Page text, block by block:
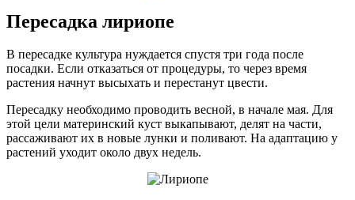
Пересадка лириопе
В пересадке культура нуждается спустя три года после
посадки. Если отказаться от процедуры, то через время
растения начнут высыхать и перестанут цвести.
Пересадку необходимо проводить весной, в начале мая. Для
этой цели материнский куст выкапывают, делят на части,
рассаживают их в новые лунки и поливают. На адаптацию у
растений уходит около двух недель.